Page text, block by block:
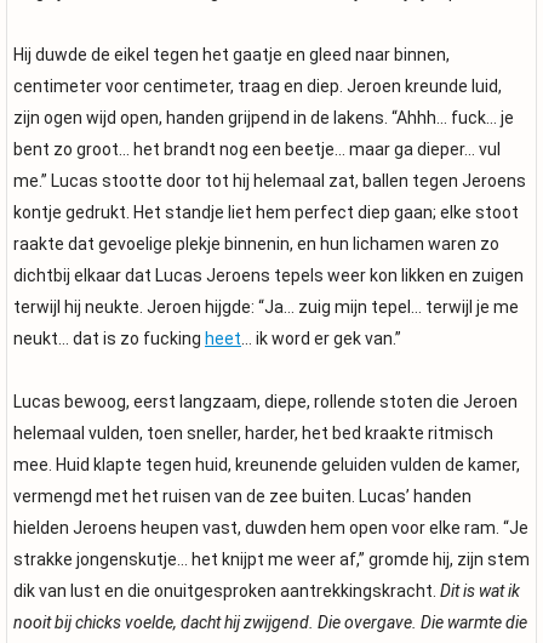
Hij duwde de eikel tegen het gaatje en gleed naar binnen,
centimeter voor centimeter, traag en diep. Jeroen kreunde luid,
zijn ogen wijd open, handen grijpend in de lakens. “Ahhh… fuck… je
bent zo groot… het brandt nog een beetje… maar ga dieper… vul
me.” Lucas stootte door tot hij helemaal zat, ballen tegen Jeroens
kontje gedrukt. Het standje liet hem perfect diep gaan; elke stoot
raakte dat gevoelige plekje binnenin, en hun lichamen waren zo
dichtbij elkaar dat Lucas Jeroens tepels weer kon likken en zuigen
terwijl hij neukte. Jeroen hijgde: “Ja… zuig mijn tepel… terwijl je me
neukt… dat is zo fucking heet … ik word er gek van.”
Lucas bewoog, eerst langzaam, diepe, rollende stoten die Jeroen
helemaal vulden, toen sneller, harder, het bed kraakte ritmisch
mee. Huid klapte tegen huid, kreunende geluiden vulden de kamer,
vermengd met het ruisen van de zee buiten. Lucas’ handen
hielden Jeroens heupen vast, duwden hem open voor elke ram. “Je
strakke jongenskutje… het knijpt me weer af,” gromde hij, zijn stem
dik van lust en die onuitgesproken aantrekkingskracht. Dit is wat ik
nooit bij chicks voelde, dacht hij zwijgend. Die overgave. Die warmte die